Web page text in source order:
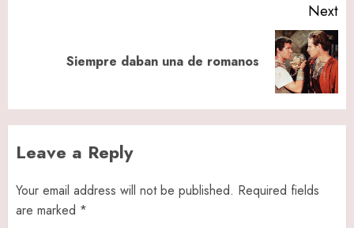
Next
Siempre daban una de romanos
Leave a Reply
Your email address will not be published. Required fields
are marked *